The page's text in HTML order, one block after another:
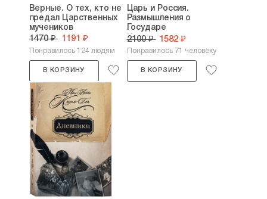
Верные. О тех, кто не
предал Царственных
мучеников
1470 ₽ 1191 ₽
Понравилось 124 людям
В КОРЗИНУ
Царь и Россия.
Размышления о
Государе
Императоре...
2100 ₽ 1582 ₽
Понравилось 71 человеку
В КОРЗИНУ